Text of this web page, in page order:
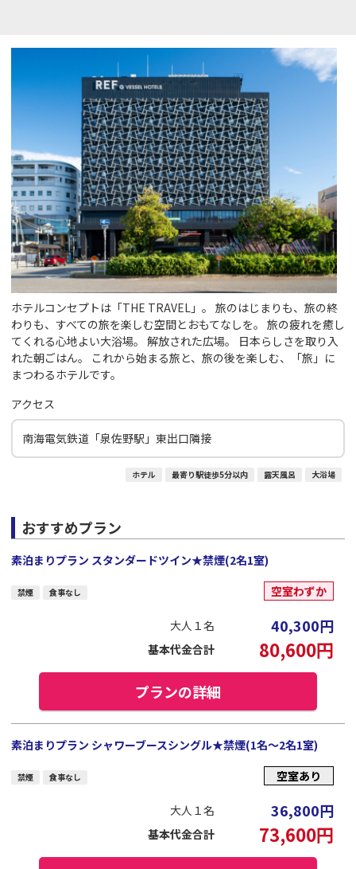
ホテルコンセプトは「THE TRAVEL」。 旅のはじまりも、旅の終
わりも、すべての旅を楽しむ空間とおもてなしを。 旅の疲れを癒し
てくれる心地よい大浴場。 解放された広場。 日本らしさを取り入
れた朝ごはん。 これから始まる旅と、旅の後を楽しむ、「旅」に
まつわるホテルです。
アクセス
南海電気鉄道「泉佐野駅」東出口隣接
ホテル 最寄り駅徒歩5分以内 露天風呂 大浴場
おすすめプラン
素泊まりプラン スタンダードツイン★禁煙(2名1室)
禁煙 食事なし 空室わずか
大人１名 40,300円
基本代金合計 80,600円
プランの詳細
素泊まりプラン シャワーブースシングル★禁煙(1名～2名1室)
禁煙 食事なし 空室あり
大人１名 36,800円
基本代金合計 73,600円